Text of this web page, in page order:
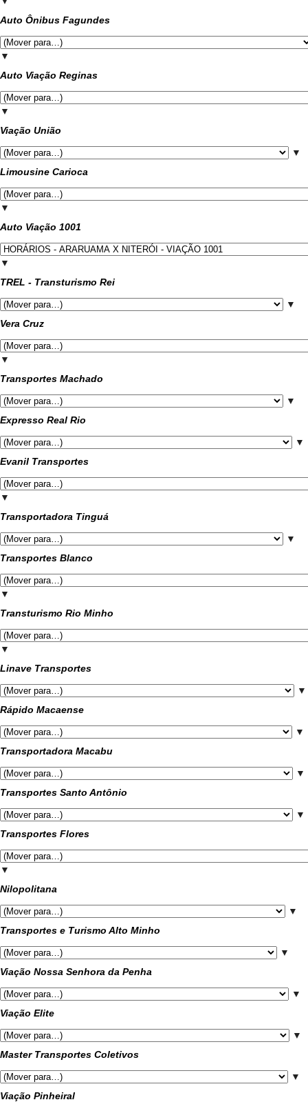
Auto Ônibus Fagundes
▼
Auto Viação Reginas
▼
Viação União
▼
Limousine Carioca
▼
Auto Viação 1001
▼
TREL - Transturismo Rei
▼
Vera Cruz
▼
Transportes Machado
▼
Expresso Real Rio
▼
Evanil Transportes
▼
Transportadora Tinguá
▼
Transportes Blanco
▼
Transturismo Rio Minho
▼
Linave Transportes
▼
Rápido Macaense
▼
Transportadora Macabu
▼
Transportes Santo Antônio
▼
Transportes Flores
▼
Nilopolitana
▼
Transportes e Turismo Alto Minho
▼
Viação Nossa Senhora da Penha
▼
Viação Elite
▼
Master Transportes Coletivos
▼
Viação Pinheiral